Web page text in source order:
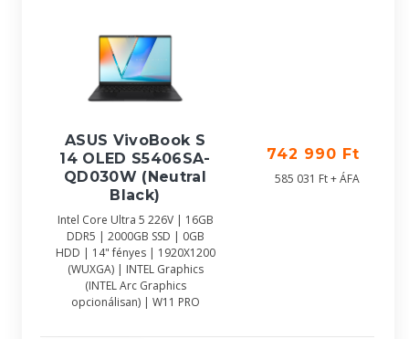
ASUS VivoBook S
14 OLED S5406SA-
QD030W (Neutral
Black)
Intel Core Ultra 5 226V | 16GB
DDR5 | 2000GB SSD | 0GB
HDD | 14" fényes | 1920X1200
(WUXGA) | INTEL Graphics
(INTEL Arc Graphics
opcionálisan) | W11 PRO
742 990 Ft
585 031 Ft + ÁFA